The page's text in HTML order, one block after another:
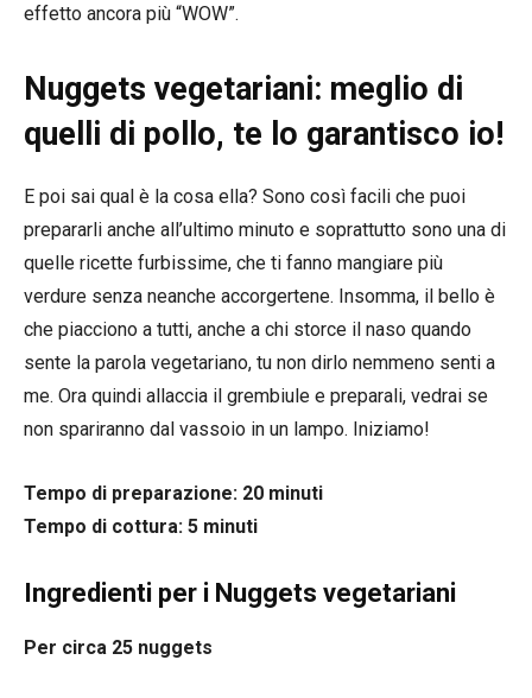
effetto ancora più “WOW”.
Nuggets vegetariani: meglio di
quelli di pollo, te lo garantisco io!
E poi sai qual è la cosa ella? Sono così facili che puoi
prepararli anche all’ultimo minuto e soprattutto sono una di
quelle ricette furbissime, che ti fanno mangiare più
verdure senza neanche accorgertene. Insomma, il bello è
che piacciono a tutti, anche a chi storce il naso quando
sente la parola vegetariano, tu non dirlo nemmeno senti a
me. Ora quindi allaccia il grembiule e preparali, vedrai se
non spariranno dal vassoio in un lampo. Iniziamo!
Tempo di preparazione: 20 minuti
Tempo di cottura: 5 minuti
Ingredienti per i Nuggets vegetariani
Per circa 25 nuggets